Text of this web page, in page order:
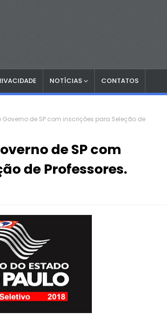
NOTÍCIAS CONTATOS
Governo de SP com inscrições para Seleção de
de SP com
de Professores.